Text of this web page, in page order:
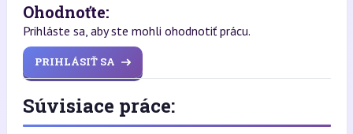
Ohodnoťte:
Prihláste sa, aby ste mohli ohodnotiť prácu.
PRIHLÁSIŤ SA
Súvisiace práce: